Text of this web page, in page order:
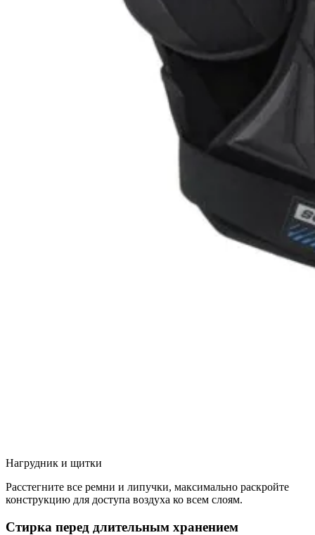
Нагрудник и щитки
Расстегните все ремни и липучки, максимально раскройте
конструкцию для доступа воздуха ко всем слоям.
Стирка перед длительным хранением